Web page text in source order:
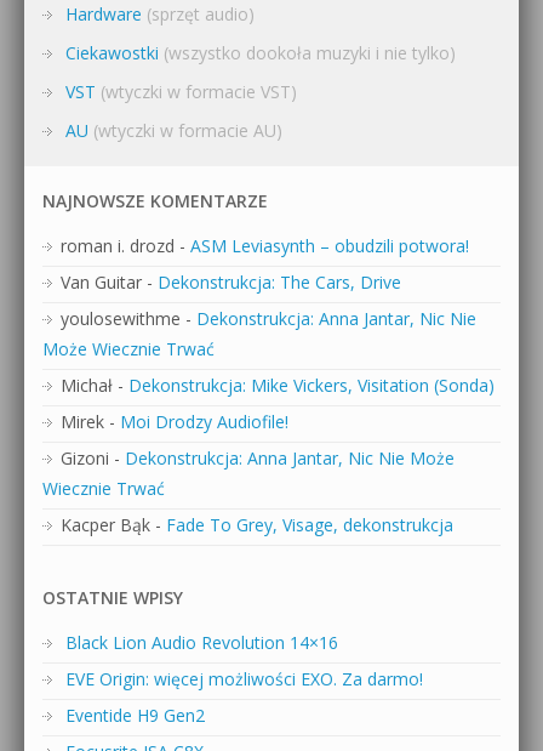
Hardware (sprzęt audio)
Ciekawostki (wszystko dookoła muzyki i nie tylko)
VST (wtyczki w formacie VST)
AU (wtyczki w formacie AU)
NAJNOWSZE KOMENTARZE
roman i. drozd - ASM Leviasynth – obudzili potwora!
Van Guitar - Dekonstrukcja: The Cars, Drive
youlosewithme - Dekonstrukcja: Anna Jantar, Nic Nie
Może Wiecznie Trwać
Michał - Dekonstrukcja: Mike Vickers, Visitation (Sonda)
Mirek - Moi Drodzy Audiofile!
Gizoni - Dekonstrukcja: Anna Jantar, Nic Nie Może
Wiecznie Trwać
Kacper Bąk - Fade To Grey, Visage, dekonstrukcja
OSTATNIE WPISY
Black Lion Audio Revolution 14×16
EVE Origin: więcej możliwości EXO. Za darmo!
Eventide H9 Gen2